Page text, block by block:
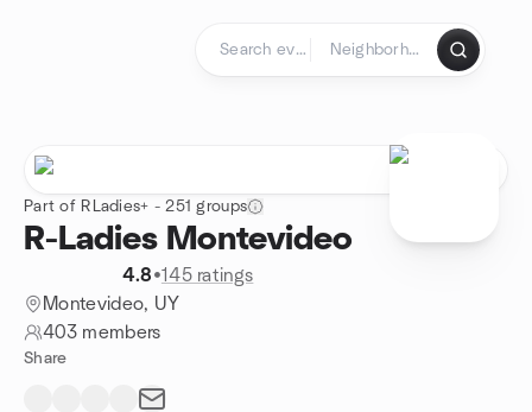
Part of RLadies+ - 251 groups
R-Ladies Montevideo
4.8•145 ratings
Montevideo, UY
403 members
Share